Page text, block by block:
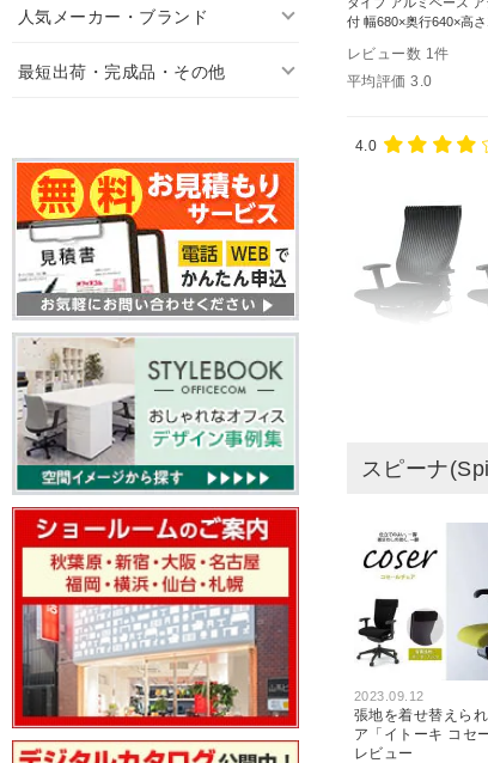
付 幅680×奥行640×高さ
レビュー数 1件
平均評価3.0
4.0
1146mm Spina KE-
スピーナ
2023.09.12
張地を着せ替えら
ア「イトーキ コセ
レビュー
人気メーカー・ブランド
最短出荷・完成品・その他